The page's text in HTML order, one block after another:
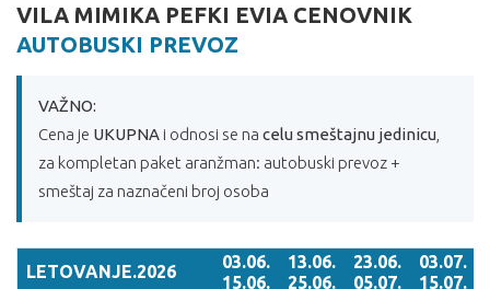
VILA MIMIKA PEFKI EVIA CENOVNIK
AUTOBUSKI PREVOZ
VAŽNO:
Cena je UKUPNA i odnosi se na celu smeštajnu jedinicu
za kompletan paket aranžman: autobuski prevoz +
smeštaj za naznačeni broj osoba
LETOVANJE.2026
03.06.
15.06.
13.06.
25.06.
23.06.
05.07.
03.07.
15.07.